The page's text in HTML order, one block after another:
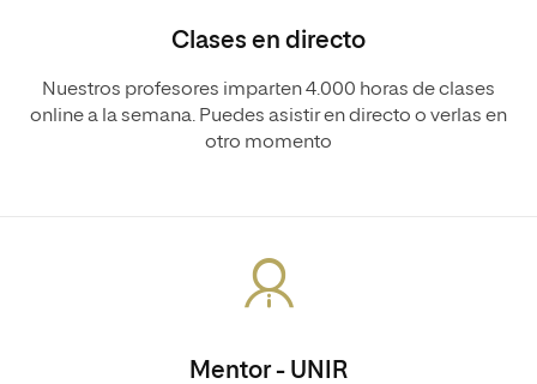
Clases en directo
Nuestros profesores imparten 4.000 horas de clases
online a la semana. Puedes asistir en directo o verlas en
otro momento
Mentor - UNIR